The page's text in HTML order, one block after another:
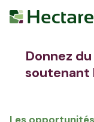
Donnez
soutenant